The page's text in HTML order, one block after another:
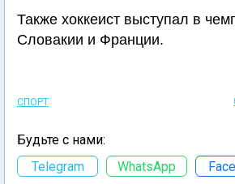
Также хоккеист выступал в
Словакии и Франции.
СПОРТ
Будьте с нами:
Telegram
WhatsApp